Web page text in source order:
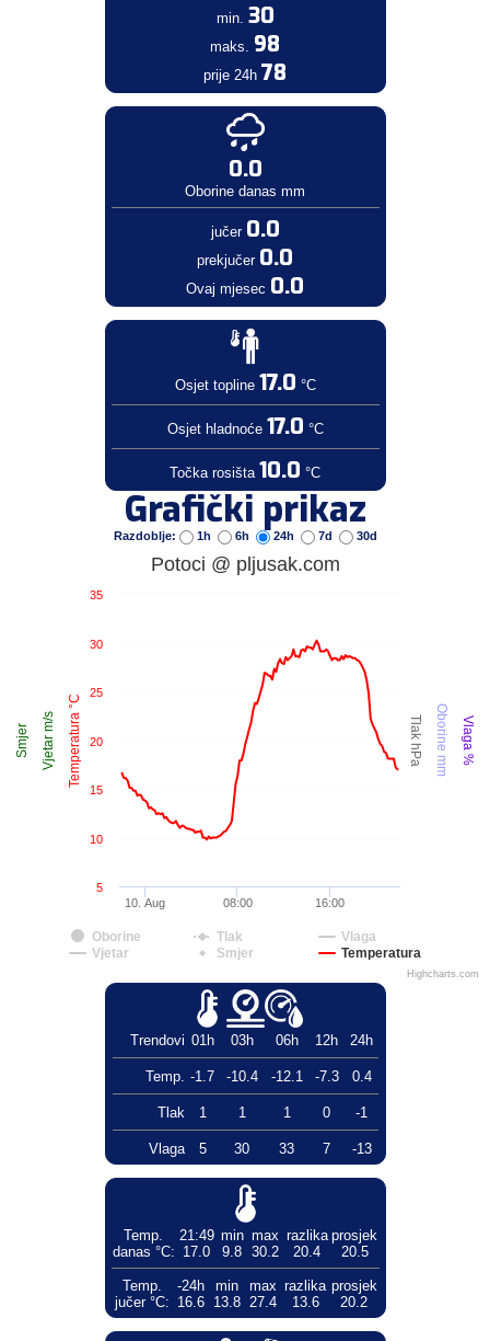
min. 30
maks. 98
prije 24h 78
0.0
Oborine danas mm
jučer 0.0
prekjučer 0.0
Ovaj mjesec 0.0
Osjet topline 17.0 °C
Osjet hladnoće 17.0 °C
Točka rosišta 10.0 °C
Grafički prikaz
Razdoblje: 1h 6h 24h 7d 30d
Temperatura °C
Vjetar m/s Tlak hPa Oborine mm Vlaga %
Smjer
Potoci @ pljusak.com
Oborine Tlak
Vlaga
Vjetar
Smjer Temperatura
10. Aug 08:00 16:00
5
10
15
20
25
30
35
Highcharts.com
Trendovi 01h 03h 06h 12h 24h
Temp. -1.7 -10.4 -12.1 -7.3 0.4
Tlak 1 1 1 0 -1
Vlaga 5 30 33 7 -13
Temp.
danas °C:
21:49
17.0
min
9.8
max
30.2
razlika
20.4
prosjek
20.5
Temp.
jučer °C:
-24h
16.6
min
13.8
max
27.4
razlika
13.6
prosjek
20.2